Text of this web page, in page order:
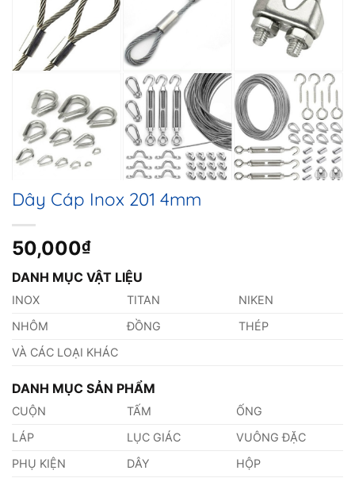
Dây Cáp Inox 201 4mm
50,000₫
DANH MỤC VẬT LIỆU
INOX TITAN
NIKEN
NHÔM
ĐỒNG
THÉP
VÀ CÁC LOẠI KHÁC
DANH MỤC SẢN PHẨM
CUỘN TẤM
ỐNG
LÁP
LỤC GIÁC
VUÔNG ĐẶC
PHỤ KIỆN
DÂY
HỘP